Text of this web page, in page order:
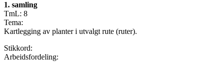
1. samling
TmL: 8
Tema:
Kartlegging av planter i utvalgt rute (ruter).
Stikkord:
Arbeidsfordeling: